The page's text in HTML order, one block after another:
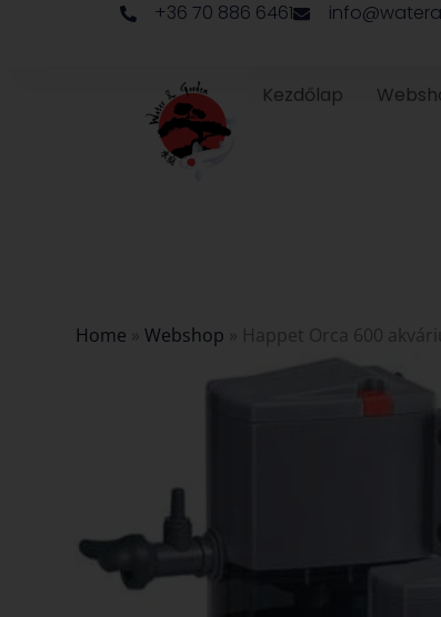
+36 70 886 6461
Kezdőlap
Home » Webshop » Happet Orca 600